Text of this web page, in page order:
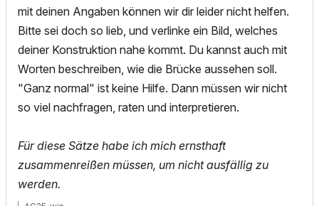
mit deinen Angaben können wir dir leider nicht helfen.
Bitte sei doch so lieb, und verlinke ein Bild, welches
deiner Konstruktion nahe kommt. Du kannst auch mit
Worten beschreiben, wie die Brücke aussehen soll.
"Ganz normal" ist keine Hilfe. Dann müssen wir nicht
so viel nachfragen, raten und interpretieren.
Für diese Sätze habe ich mich ernsthaft
zusammenreißen müssen, um nicht ausfällig zu
werden.